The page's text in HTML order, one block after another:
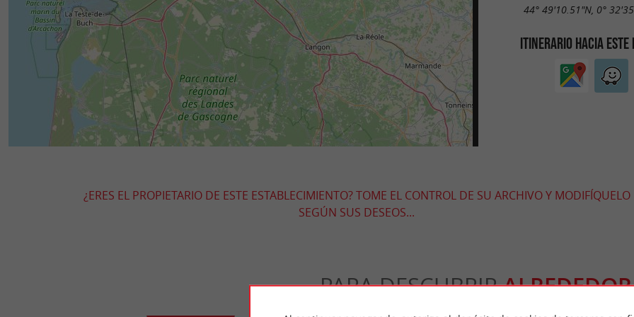
44° 49'10.51"N, 0°
ITINERARIO HACIA ESTE
¿ERES EL PROPIETARIO DE ESTE ESTABLECIMIENTO? TOME EL CONTROL DE SU ARCHIVO Y MODIFÍQUELO
SEGÚN SUS DESEOS...
PARA DESCUBRIRALREDEDOR